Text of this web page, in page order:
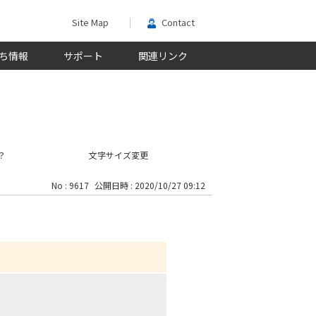
Site Map Contact
情報 サポート 関連リンク
文字サイズ変更
No : 9617 公開日時 : 2020/10/27 09:12